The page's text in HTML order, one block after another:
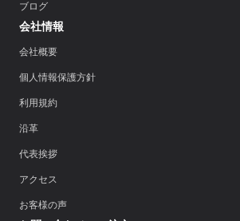
ブログ
会社情報
会社概要
個人情報保護方針
利用規約
沿革
代表挨拶
アクセス
お客様の声